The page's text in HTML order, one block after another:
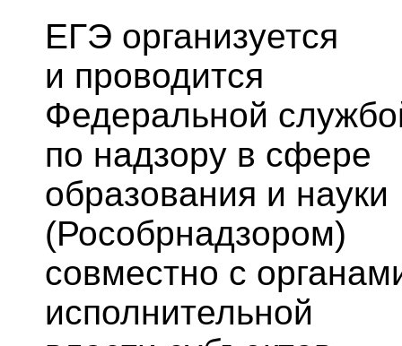
ЕГЭ организуется
и проводится
Федеральной
по надзору в сфере
образования и науки
(Рособрнадзором)
совместно с
исполнительной